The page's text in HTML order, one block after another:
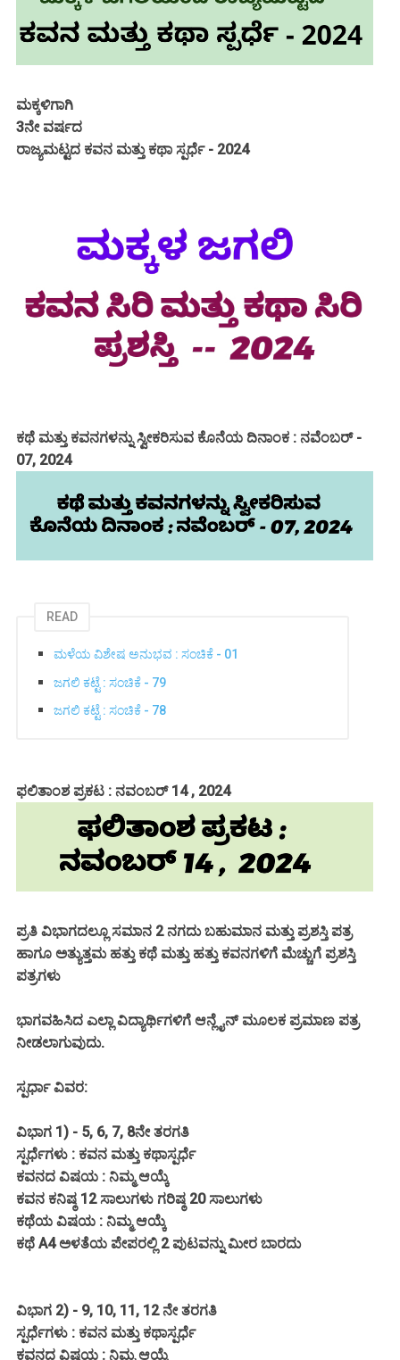
ಮಕ್ಕಳಿಗಾಗಿ
3ನೇ ವರ್ಷದ
ರಾಜ್ಯಮಟ್ಟದ ಕವನ ಮತ್ತು ಕಥಾ ಸ್ಪರ್ಧೆ - 2024
ಕಥೆ ಮತ್ತು ಕವನಗಳನ್ನು ಸ್ವೀಕರಿಸುವ ಕೊನೆಯ ದಿನಾಂಕ : ನವೆಂಬರ್ -
07, 2024
READ
ಮಳೆಯ ವಿಶೇಷ ಅನುಭವ : ಸಂಚಿಕೆ - 01
ಜಗಲಿ ಕಟ್ಟೆ : ಸಂಚಿಕೆ - 79
ಜಗಲಿ ಕಟ್ಟೆ : ಸಂಚಿಕೆ - 78
ಫಲಿತಾಂಶ ಪ್ರಕಟ : ನವಂಬರ್ 14 , 2024
ಪ್ರತಿ ವಿಭಾಗದಲ್ಲೂ ಸಮಾನ 2 ನಗದು ಬಹುಮಾನ ಮತ್ತು ಪ್ರಶಸ್ತಿ ಪತ್ರ
ಹಾಗೂ ಅತ್ಯುತ್ತಮ ಹತ್ತು ಕಥೆ ಮತ್ತು ಹತ್ತು ಕವನಗಳಿಗೆ ಮೆಚ್ಚುಗೆ ಪ್ರಶಸ್ತಿ
ಪತ್ರಗಳು
ಭಾಗವಹಿಸಿದ ಎಲ್ಲಾ ವಿದ್ಯಾರ್ಥಿಗಳಿಗೆ ಆನ್ಲೈನ್ ಮೂಲಕ ಪ್ರಮಾಣ ಪತ್ರ
ನೀಡಲಾಗುವುದು.
ಸ್ಪರ್ಧಾ ವಿವರ:
ವಿಭಾಗ 1) - 5, 6, 7, 8ನೇ ತರಗತಿ
ಸ್ಪರ್ಧೆಗಳು : ಕವನ ಮತ್ತು ಕಥಾಸ್ಪರ್ಧೆ
ಕವನದ ವಿಷಯ : ನಿಮ್ಮ ಆಯ್ಕೆ
ಕವನ ಕನಿಷ್ಠ 12 ಸಾಲುಗಳು ಗರಿಷ್ಠ 20 ಸಾಲುಗಳು
ಕಥೆಯ ವಿಷಯ : ನಿಮ್ಮ ಆಯ್ಕೆ
ಕಥೆ A4 ಅಳತೆಯ ಪೇಪರಲ್ಲಿ 2 ಪುಟವನ್ನು ಮೀರ ಬಾರದು
ವಿಭಾಗ 2) - 9, 10, 11, 12 ನೇ ತರಗತಿ
ಸ್ಪರ್ಧೆಗಳು : ಕವನ ಮತ್ತು ಕಥಾಸ್ಪರ್ಧೆ
ಕವನದ ವಿಷಯ : ನಿಮ್ಮ ಆಯ್ಕೆ